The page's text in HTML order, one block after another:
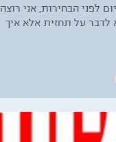
לפני הבחירות, אני רוצה
על תחזית אלא איך